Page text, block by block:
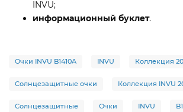
INVU;
информационный буклет.
Очки INVU B1410A INVU Коллекция
Солнцезащитные очки Коллекция INVU
Солнцезащитные Очки INVU